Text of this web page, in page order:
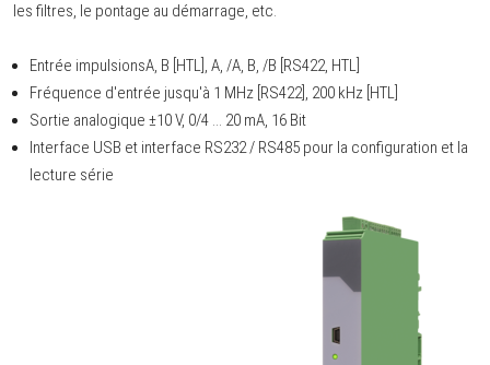
les filtres, le pontage au démarrage, etc.
Entrée impulsionsA, B [HTL], A, /A, B, /B [RS422, HTL]
Fréquence d'entrée jusqu'à 1 MHz [RS422], 200 kHz [HTL]
Sortie analogique ±10 V, 0/4 ... 20 mA, 16 Bit
Interface USB et interface RS232 / RS485 pour la configuration et la
lecture série